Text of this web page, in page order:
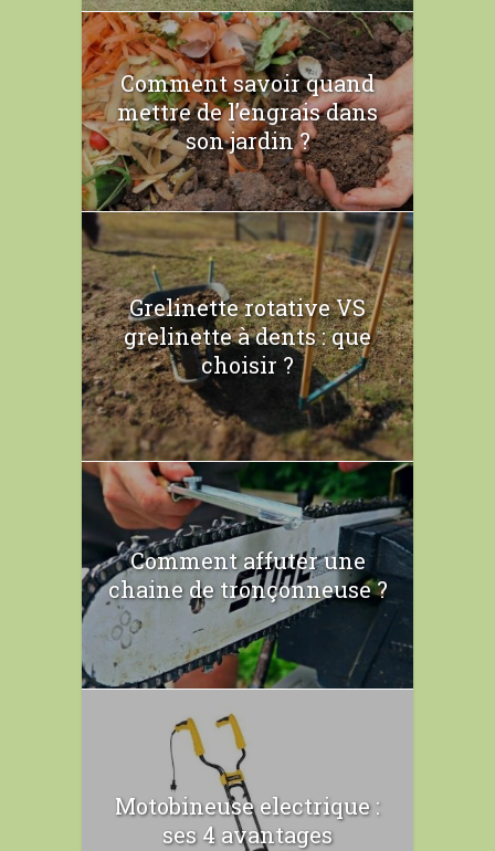
Comment savoir quand
mettre de l’engrais dans
son jardin ?
Grelinette rotative VS
grelinette à dents : que
choisir ?
Comment affuter une
chaine de tronçonneuse ?
Motobineuse electrique :
ses 4 avantages